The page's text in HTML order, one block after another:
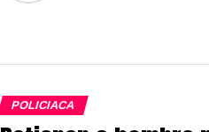
POLICIACA